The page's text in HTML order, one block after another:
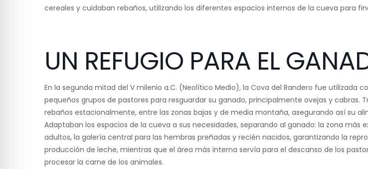
cereales y cuidaban rebaños, utilizando los diferentes espacios internos de la cueva para
UN REFUGIO PARA EL
En la segunda mitad del V milenio a.C. (Neolítico Medio), la Cova del Randero fue utilizada
pequeños grupos de pastores para resguardar su ganado, principalmente ovejas y cabras.
rebaños estacionalmente, entre las zonas bajas y de media montaña, asegurando así su
Adaptaban los espacios de la cueva a sus necesidades, separando al ganado: la zona más
adultos, la galería central para las hembras preñadas y recién nacidos, garantizando la
producción de leche, mientras que el área más interna servía para el descanso de los
procesar la carne de los animales.